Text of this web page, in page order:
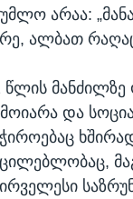
არაა:
ალბათ რაღაც
წლის მანძილზე
და